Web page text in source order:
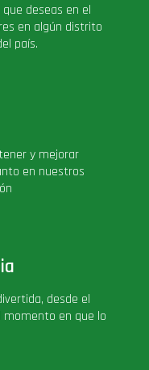
deseas en el
en algún distrito
país.
y mejorar
en nuestros
desde el
momento en que lo